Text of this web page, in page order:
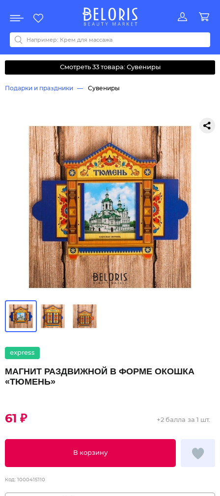
Акции
Все бренды
0-9ABCDEFGHIJKLMNOPQRSTUVWYZАБВДЗИМОКЛНПРСТУФ
Смотреть 33 товара: Сувениры
Подарки и праздники Сувениры
express
МАГНИТ РАЗДВИЖНОЙ В ФОРМЕ ОКОШКА
«ТЮМЕНЬ»
61 ₽
В корзину
+2 балла за 1 шт.
Код: 1000415110